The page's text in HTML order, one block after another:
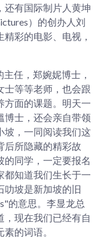
还有国际制片人黄坤
）的创办人刘
彩的电影、电视，
任，郑婉妮博士，
士等等老师，也会跟
方面的课题。明天一
博士，还会亲自带领
坡，一同阅读我们这
后所隐藏的精彩故
的同学，一定要报名
都知道我们生长于一
叻坡是新加坡的旧
的意思。李显龙总
，现在我们已经有自
的词语。